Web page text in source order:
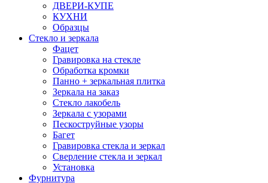
ДВЕРИ-КУПЕ
КУХНИ
Образцы
Стекло и зеркала
Фацет
Гравировка на стекле
Обработка кромки
Панно + зеркальная плитка
Зеркала на заказ
Стекло лакобель
Зеркала с узорами
Пескоструйные узоры
Багет
Гравировка стекла и зеркал
Сверление стекла и зеркал
Установка
Фурнитура